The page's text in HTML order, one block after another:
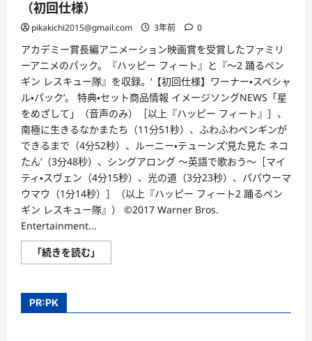
（初回仕様）
pikakichi2015@gmail.com 3年前 0
アカデミー賞長編アニメーション映画賞を受賞したファミリ
ーアニメのパック。『ハッピー フィート』と『～2 踊るペン
ギン レスキュー隊』を収録。‘【初回仕様】ワーナー・スペシャ
ル・パック’。 特典・セット商品情報 イメージソングNEWS「星
をめざして」（音声のみ）［以上『ハッピー フィート』］、
南極に生きるなかまたち（11分51秒）、ふわふわペンギンが
できるまで（4分52秒）、ルーニー・テューンズ‘見た見た ネコ
たん’（3分48秒）、シングアロング ～英語で歌おう～［マイ
ティ・スヴェン（4分15秒）、光の道（3分23秒）、パパウーマ
ウマウ（1分14秒）］（以上『ハッピー フィート2 踊るペン
ギン レスキュー隊』） ©2017 Warner Bros.
Entertainment...
「続きを読む」
ッ
ー
PR:PK